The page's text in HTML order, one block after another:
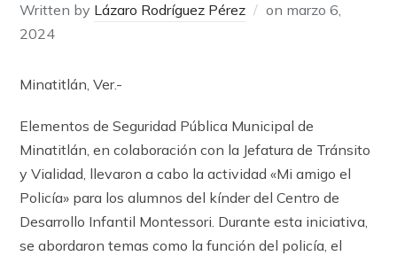
Written by Lázaro Rodríguez Pérez on marzo 6,
2024
Minatitlán, Ver.-
Elementos de Seguridad Pública Municipal de
Minatitlán, en colaboración con la Jefatura de Tránsito
y Vialidad, llevaron a cabo la actividad «Mi amigo el
Policía» para los alumnos del kínder del Centro de
Desarrollo Infantil Montessori. Durante esta iniciativa,
se abordaron temas como la función del policía, el